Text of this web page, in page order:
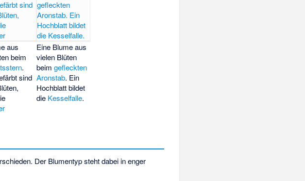
aus
beim
.
sind
Eine Blume aus
vielen Blüten
beim gefleckten
Aronstab. Ein
Hochblatt bildet
die Kesselfalle.
Der Blumentyp steht dabei in enger